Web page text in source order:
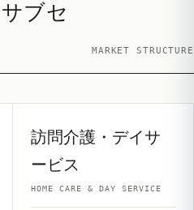
ブセ
MARKET STRUCTURE
訪問介護・デイサ
ービス
HOME CARE & DAY SERVICE